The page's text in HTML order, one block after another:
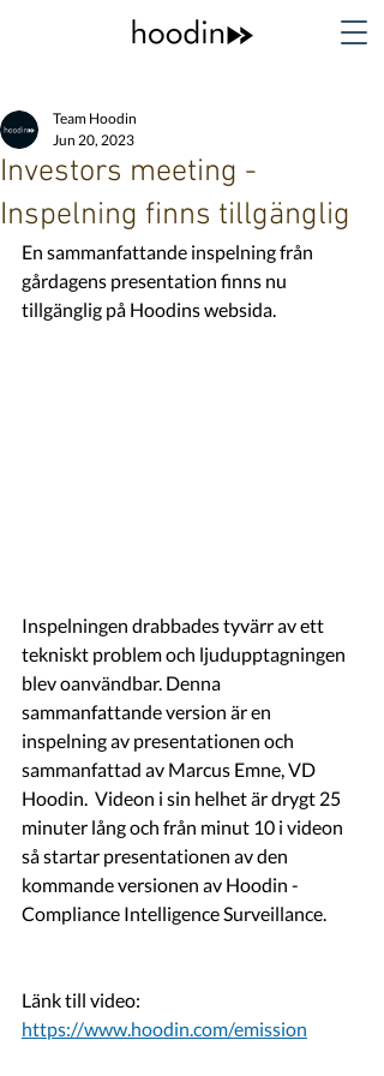
Investors meeting -
Inspelning finns tillgänglig
Team Hoodin
Jun 20, 2023
En sammanfattande inspelning från
gårdagens presentation finns nu
tillgänglig på Hoodins websida.
Inspelningen drabbades tyvärr av ett
tekniskt problem och ljudupptagningen
blev oanvändbar. Denna
sammanfattande version är en
inspelning av presentationen och
sammanfattad av Marcus Emne, VD
Hoodin.  Videon i sin helhet är drygt 25
minuter lång och från minut 10 i videon
så startar presentationen av den
kommande versionen av Hoodin -
Compliance Intelligence Surveillance.
Länk till video:
https://www.hoodin.com/emission